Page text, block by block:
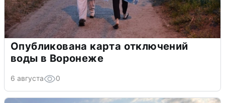
Опубликована карта отключений
воды в Воронеже
6 августа 0